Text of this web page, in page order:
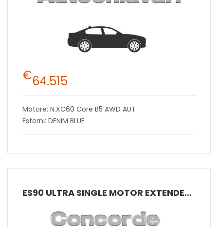
€64.515
Motore: N.XC60 Core B5 AWD AUT
Esterni: DENIM BLUE
ES90 ULTRA SINGLE MOTOR EXTENDED RANGE